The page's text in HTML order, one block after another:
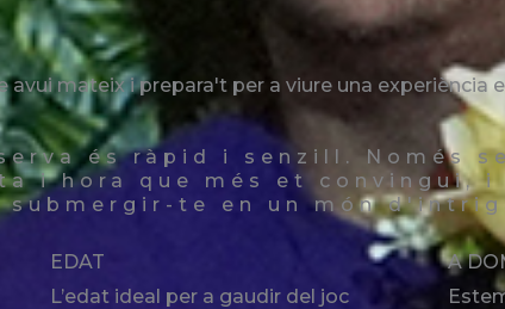
avui mateix i prepara't per a viure una experiència
és ràpid i senzill. Només
i hora que més et convingui,
te en un món
EDAT
L’edat ideal per a gaudir del joc
A